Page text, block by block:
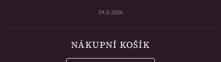
19.5.2026
NÁKUPNÍ KOŠÍK